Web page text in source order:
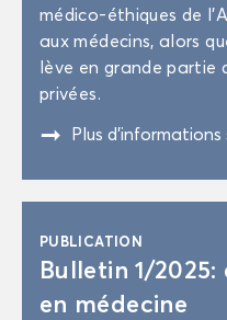
médico-​éthiques de
aux mé­de­cins, alors
lève en grande par­tie
pri­vées.
" Plus d’in­for­ma­tions
PU­BLI­CA­TION
Bul­le­tin 1/
en mé­de­cine